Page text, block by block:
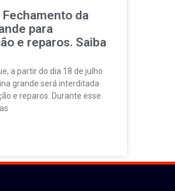
Fechamento da
para
e reparos. Saiba
a partir do dia 18 de julho
grande será interditada
e reparos. Durante esse